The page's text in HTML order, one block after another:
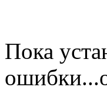
Пока